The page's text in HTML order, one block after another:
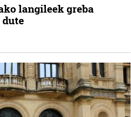
langileek greba
dute